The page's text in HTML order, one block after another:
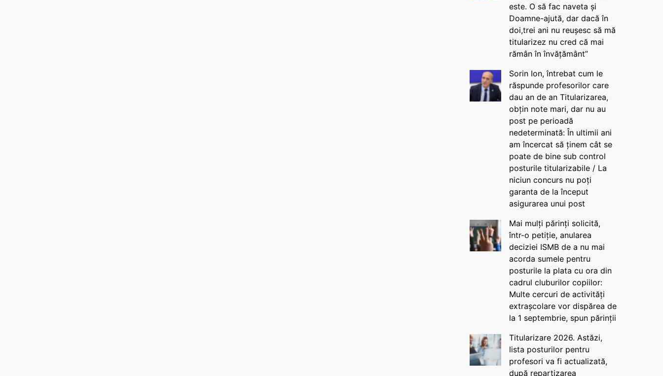
este. O să fac naveta și
Doamne-ajută, dar dacă în
doi,trei ani nu reușesc să mă
titularizez nu cred că mai
rămân în învățământ”
Sorin Ion, întrebat cum le
răspunde profesorilor care
dau an de an Titularizarea,
obțin note mari, dar nu au
post pe perioadă
nedeterminată: În ultimii ani
am încercat să ținem cât se
poate de bine sub control
posturile titularizabile / La
niciun concurs nu poți
garanta de la început
asigurarea unui post
Mai mulți părinți solicită,
într-o petiție, anularea
deciziei ISMB de a nu mai
acorda sumele pentru
posturile la plata cu ora din
cadrul cluburilor copiilor:
Multe cercuri de activități
extrașcolare vor dispărea de
la 1 septembrie, spun părinții
Titularizare 2026. Astăzi,
lista posturilor pentru
profesori va fi actualizată,
după repartizarea